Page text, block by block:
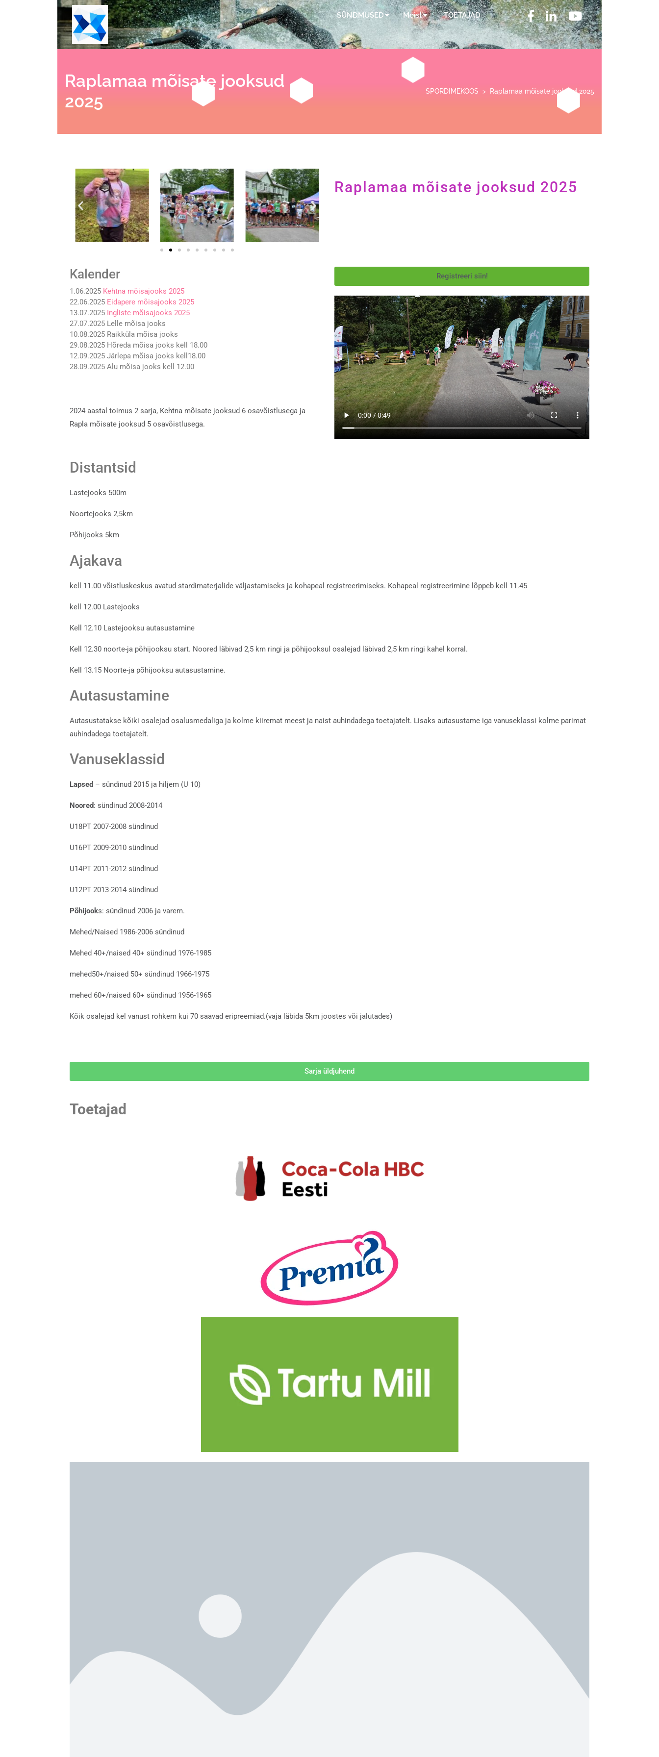
SÜNDMUSED Meist TOETAJAD
Raplamaa mõisate jooksud
2025
SPORDIMEKOOS > Raplamaa mõisate jooksud 2025
Raplamaa mõisate jooksud 2025
Kalender
1.06.2025 Kehtna mõisajooks 2025
22.06.2025 Eidapere mõisajooks 2025
13.07.2025 Ingliste mõisajooks 2025
27.07.2025 Lelle mõisa jooks
10.08.2025 Raikküla mõisa jooks
29.08.2025 Hõreda mõisa jooks kell 18.00
12.09.2025 Järlepa mõisa jooks kell18.00
28.09.2025 Alu mõisa jooks kell 12.00
2024 aastal toimus 2 sarja, Kehtna mõisate jooksud 6 osavõistlusega ja
Rapla mõisate jooksud 5 osavõistlusega.
Registreeri siin!
Distantsid
Lastejooks 500m
Noortejooks 2,5km
Põhijooks 5km
Ajakava
kell 11.00 võistluskeskus avatud stardimaterjalide väljastamiseks ja kohapeal registreerimiseks. Kohapeal registreerimine lõppeb kell 11.45
kell 12.00 Lastejooks
Kell 12.10 Lastejooksu autasustamine
Kell 12.30 noorte-ja põhijooksu start. Noored läbivad 2,5 km ringi ja põhijooksul osalejad läbivad 2,5 km ringi kahel korral.
Kell 13.15 Noorte-ja põhijooksu autasustamine.
Autasustamine
Autasustatakse kõiki osalejad osalusmedaliga ja kolme kiiremat meest ja naist auhindadega toetajatelt. Lisaks autasustame iga vanuseklassi kolme parimat
auhindadega toetajatelt.
Vanuseklassid
Lapsed – sündinud 2015 ja hiljem (U 10)
Noored: sündinud 2008-2014
U18PT 2007-2008 sündinud
U16PT 2009-2010 sündinud
U14PT 2011-2012 sündinud
U12PT 2013-2014 sündinud
Põhijooks: sündinud 2006 ja varem.
Mehed/Naised 1986-2006 sündinud
Mehed 40+/naised 40+ sündinud 1976-1985
mehed50+/naised 50+ sündinud 1966-1975
mehed 60+/naised 60+ sündinud 1956-1965
Kõik osalejad kel vanust rohkem kui 70 saavad eripreemiad.(vaja läbida 5km joostes või jalutades)
Sarja üldjuhend
Toetajad